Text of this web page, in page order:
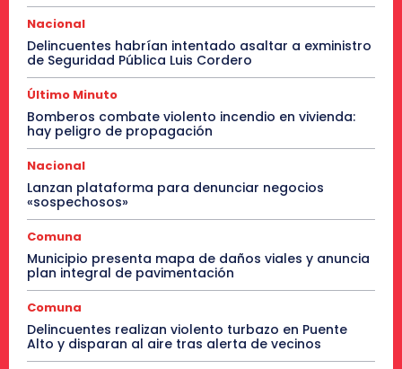
Nacional
Delincuentes habrían intentado asaltar a exministro
de Seguridad Pública Luis Cordero
Último Minuto
Bomberos combate violento incendio en vivienda:
hay peligro de propagación
Nacional
Lanzan plataforma para denunciar negocios
«sospechosos»
Comuna
Municipio presenta mapa de daños viales y anuncia
plan integral de pavimentación
Comuna
Delincuentes realizan violento turbazo en Puente
Alto y disparan al aire tras alerta de vecinos